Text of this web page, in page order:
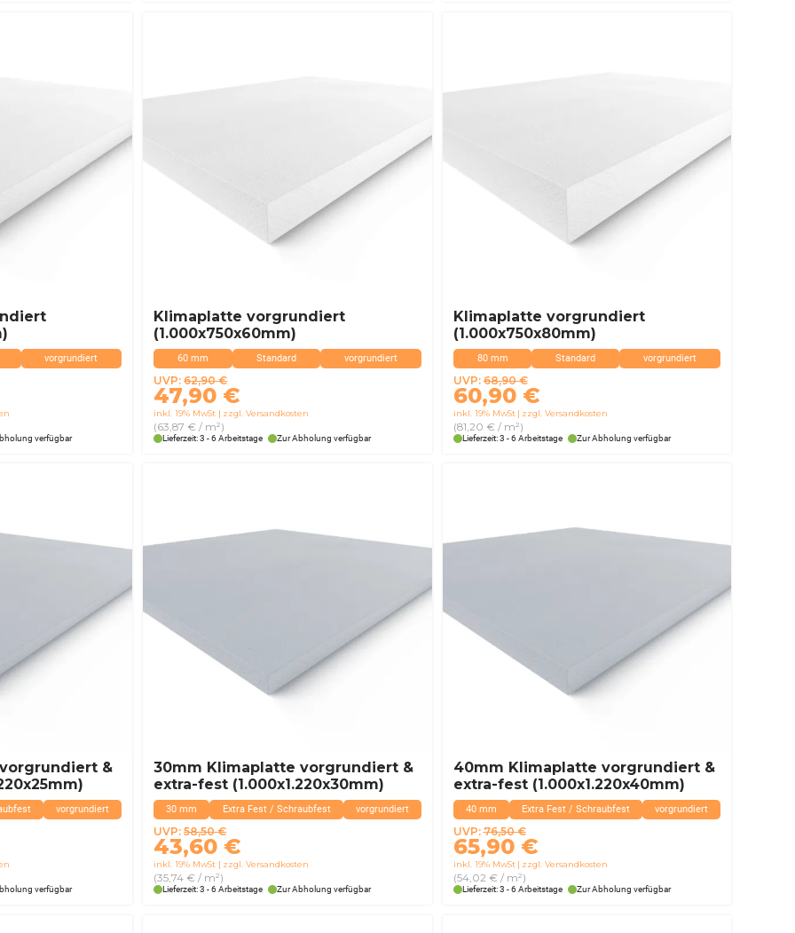
vorgrundiert
verfügbar
60 mm Standard vorgrundiert
Klimaplatte vorgrundiert
(1.000x750x60mm)
UVP: 62,90€
Ursprünglicher
Preis
war:
62,90 €
47,90 €
Aktueller
Preis
ist:
47,90 €.
inkl. 19% MwSt zzgl. Versandkosten
(63,87 € / m²)
Lieferzeit: 3 - 6 Arbeitstage Zur Abholung verfügbar
80 mm Standard vorgrundiert
Klimaplatte vorgrundiert
(1.000x750x80mm)
UVP:68,90€
Ursprünglicher
Preis
war:
68,90 €
60,90 €
Aktueller
Preis
ist:
60,90 €.
inkl. 19% MwSt zzgl. Versandkosten
(81,20 € / m²)
Lieferzeit: 3 - 6 Arbeitstage Zur Abholung verfügbar
vorgrundiert
&
verfügbar
30 mm Extra Fest / Schraubfest vorgrundiert
30mm Klimaplatte vorgrundiert &
extra-fest (1.000x1.220x30mm)
UVP: 58,50€
Ursprünglicher
Preis
war:
58,50 €
43,60 €
Aktueller
Preis
ist:
43,60 €.
inkl. 19% MwSt zzgl. Versandkosten
(35,74 € / m²)
Lieferzeit: 3 - 6 Arbeitstage Zur Abholung verfügbar
40 mm Extra Fest / Schraubfest vorgrundiert
40mm Klimaplatte vorgrundiert &
extra-fest (1.000x1.220x40mm)
UVP:76,50€
Ursprünglicher
Preis
war:
76,50 €
65,90 €
Aktueller
Preis
ist:
65,90 €.
inkl. 19% MwSt zzgl. Versandkosten
(54,02 € / m²)
Lieferzeit: 3 - 6 Arbeitstage Zur Abholung verfügbar